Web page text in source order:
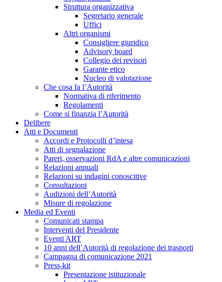
Struttura organizzativa
Segretario generale
Uffici
Altri organismi
Consigliere giuridico
Advisory board
Collegio dei revisori
Garante etico
Nucleo di valutazione
Che cosa fa l’Autorità
Normativa di riferimento
Regolamenti
Come si finanzia l’Autorità
Delibere
Atti e Documenti
Accordi e Protocolli d’intesa
Atti di segnalazione
Pareri, osservazioni RdA e altre comunicazioni
Relazioni annuali
Relazioni su indagini conoscitive
Consultazioni
Audizioni dell’Autorità
Misure di regolazione
Media ed Eventi
Comunicati stampa
Interventi del Presidente
Eventi ART
10 anni dell’Autorità di regolazione dei trasporti
Campagna di comunicazione 2021
Press-kit
Presentazione istituzionale